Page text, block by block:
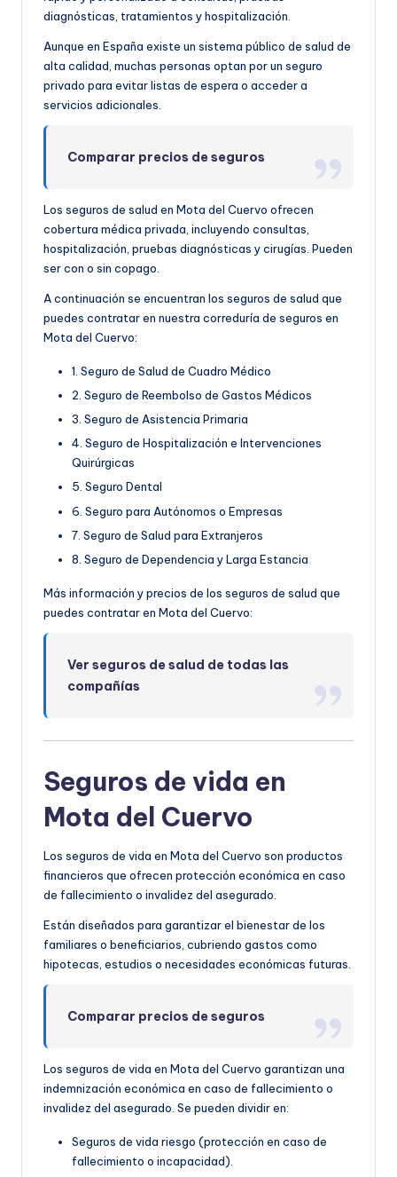
diagnósticas, tratamientos y hospitalización.
Aunque en España existe un sistema público de salud de
alta calidad, muchas personas optan por un seguro
privado para evitar listas de espera o acceder a
servicios adicionales.
Comparar precios de seguros
Los seguros de salud en Mota del Cuervo ofrecen
cobertura médica privada, incluyendo consultas,
hospitalización, pruebas diagnósticas y cirugías. Pueden
ser con o sin copago.
A continuación se encuentran los seguros de salud que
puedes contratar en nuestra correduría de seguros en
Mota del Cuervo:
1. Seguro de Salud de Cuadro Médico
2. Seguro de Reembolso de Gastos Médicos
3. Seguro de Asistencia Primaria
4. Seguro de Hospitalización e Intervenciones
Quirúrgicas
5. Seguro Dental
6. Seguro para Autónomos o Empresas
7. Seguro de Salud para Extranjeros
8. Seguro de Dependencia y Larga Estancia
Más información y precios de los seguros de salud que
puedes contratar en Mota del Cuervo:
Ver seguros de salud de todas las
compañías
Seguros de vida en
Mota del Cuervo
Los seguros de vida en Mota del Cuervo son productos
financieros que ofrecen protección económica en caso
de fallecimiento o invalidez del asegurado.
Están diseñados para garantizar el bienestar de los
familiares o beneficiarios, cubriendo gastos como
hipotecas, estudios o necesidades económicas futuras.
Comparar precios de seguros
Los seguros de vida en Mota del Cuervo garantizan una
indemnización económica en caso de fallecimiento o
invalidez del asegurado. Se pueden dividir en:
Seguros de vida riesgo (protección en caso de
fallecimiento o incapacidad).